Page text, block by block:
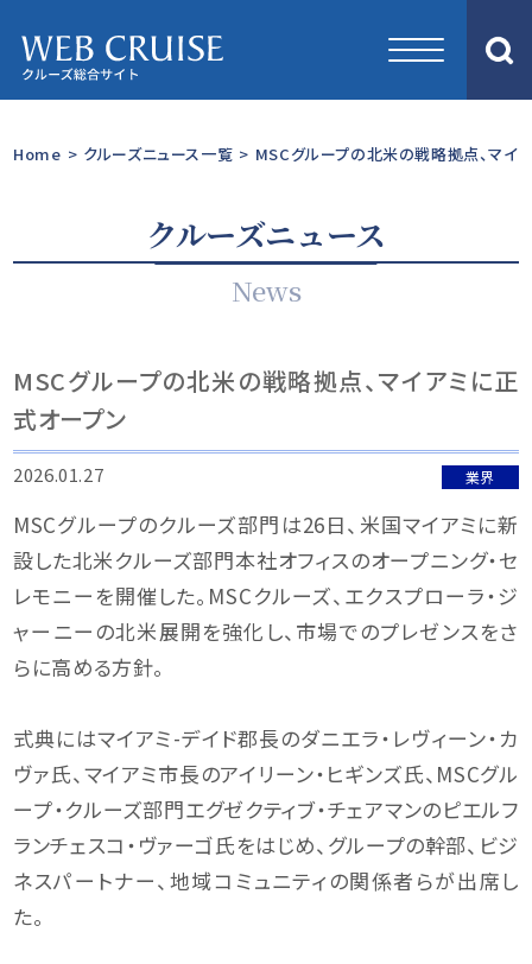
Home > クルーズニュース一覧 > MSCグループの北米の戦略拠点、マイ
クルーズニュース
News
MSCグループの北米の戦略拠点、マイアミに正
式オープン
2026.01.27 業界
MSCグループのクルーズ部門は26日、米国マイアミに新
設した北米クルーズ部門本社オフィスのオープニング・セ
レモニーを開催した。MSCクルーズ、エクスプローラ・ジ
ャーニーの北米展開を強化し、市場でのプレゼンスをさ
らに高める方針。
式典にはマイアミ-デイド郡長のダニエラ・レヴィーン・カ
ヴァ氏、マイアミ市長のアイリーン・ヒギンズ氏、MSCグル
ープ・クルーズ部門エグゼクティブ・チェアマンのピエルフ
ランチェスコ・ヴァーゴ氏をはじめ、グループの幹部、ビジ
ネスパートナー、地域コミュニティの関係者らが出席し
た。